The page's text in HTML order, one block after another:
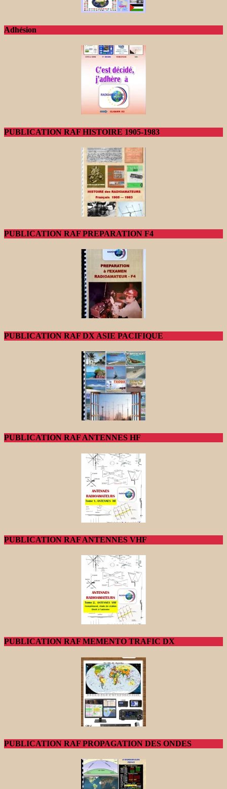
Adhésion
PUBLICATION RAF HISTOIRE 1905-1983
PUBLICATION RAF PREPARATION F4
PUBLICATION RAF DX ASIE PACIFIQUE
PUBLICATION RAF ANTENNES HF
PUBLICATION RAF ANTENNES VHF
PUBLICATION RAF MEMENTO TRAFIC DX
PUBLICATION RAF PROPAGATION DES ONDES